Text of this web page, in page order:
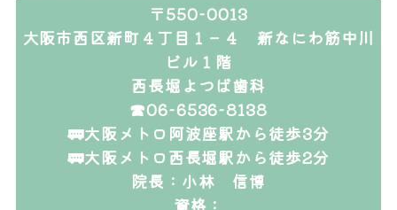
〒550-0013
大阪市西区新町４丁目１－４ 新なにわ筋中川
ビル１階
西長堀よつば歯科
☎06-6536-8138
🚃大阪メトロ阿波座駅から徒歩3分
🚃大阪メトロ西長堀駅から徒歩2分
院長：小林 信博
資格：